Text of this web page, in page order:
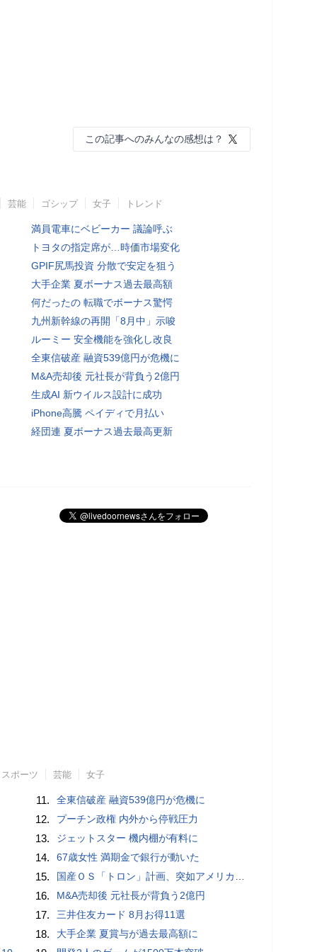
この記事へのみんなの感想は？
芸能 ゴシップ 女子 トレンド
満員電車にベビーカー 議論呼ぶ
トヨタの指定席が…時価市場変化
GPIF尻馬投資 分散で安定を狙う
大手企業 夏ボーナス過去最高額
何だったの 転職でボーナス驚愕
九州新幹線の再開「8月中」示唆
ルーミー 安全機能を強化し改良
全東信破産 融資539億円が危機に
M&A売却後 元社長が背負う2億円
生成AI 新ウイルス設計に成功
iPhone高騰 ペイディで月払い
経団連 夏ボーナス過去最高更新
スポーツ 芸能 女子
11. 全東信破産 融資539億円が危機に
12. プーチン政権 内外から停戦圧力
13. ジェットスター 機内棚が有料に
14. 67歳女性 満期金で銀行が動いた
15. 国産ＯＳ「トロン」計画、突如アメリカの標的に「わけが分からなかった」…貿易摩擦の中で狂い始めた歯車
16. M&A売却後 元社長が背負う2億円
17. 三井住友カード 8月お得11選
18. 大手企業 夏賞与が過去最高額に